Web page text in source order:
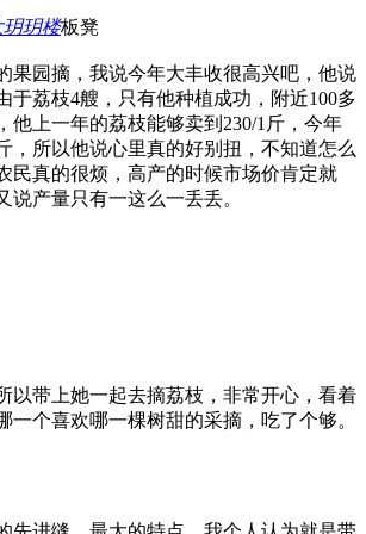
玥玥楼板凳
果园摘，我说今年大丰收很高兴吧，他说
于荔枝4艘，只有他种植成功，附近100多
他上一年的荔枝能够卖到230/1斤，今年
，所以他说心里真的好别扭，不知道怎么
民真的很烦，高产的时候市场价肯定就
说产量只有一这么一丢丢。
以带上她一起去摘荔枝，非常开心，看着
一个喜欢哪一棵树甜的采摘，吃了个够。